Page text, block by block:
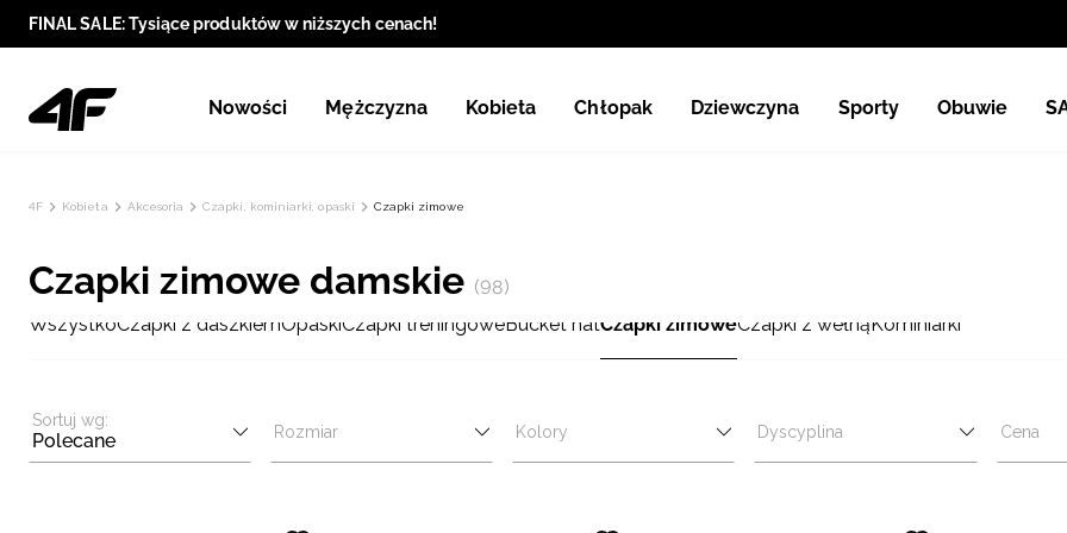
FINAL SALE: Tysiące produktów w niższych cenach!
Nowości Mężczyzna Kobieta Chłopak Dziewczyna Sporty Obuwie
4F Kobieta Akcesoria Czapki, kominiarki, opaski Czapki zimowe
Czapki zimowe damskie (98)
WszystkoCzapki z daszkiemOpaskiCzapki treningoweBucket hatCzapki zimoweCzapki z wełnąKominiarki
Sortuj wg:
Polecane Rozmiar Kolory Dyscyplina Cena